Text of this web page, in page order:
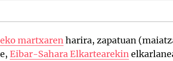
martxarenharira, zapatuan
Eibar-Sahara Elkartearekin